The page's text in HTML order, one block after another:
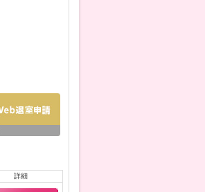
詳細